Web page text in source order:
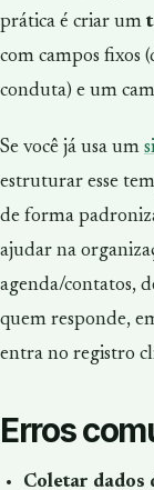
prática é criar um
com campos fixos
conduta) e um
Se você já usa um
estruturar esse
de forma
ajudar na
agenda/contatos,
quem responde,
entra no registro
Erros
Coletar dados